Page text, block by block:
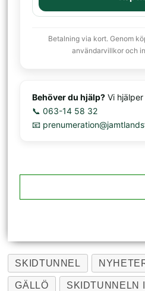
Betalning via kort. Genom
användarvillkor och
Behöver du hjälp? Vi
📞 063-14 58 32
📧
SKIDTUNNEL
GÄLLÖ SKIDTUNNELN